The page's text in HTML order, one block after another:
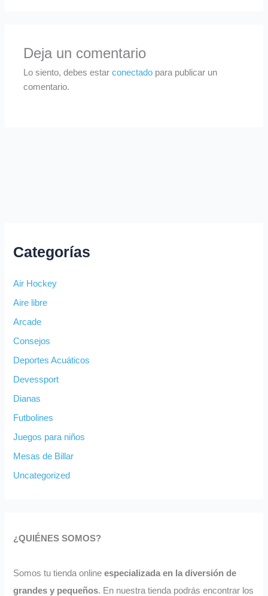
Deja un comentario
Lo siento, debes estarconectado para publicar un
comentario.
Categorías
Air Hockey
Aire libre
Arcade
Consejos
Deportes Acuáticos
Devessport
Dianas
Futbolines
Juegos para niños
Mesas de Billar
Uncategorized
¿QUIÉNES SOMOS?
Somos tu tienda onlineespecializada en la diversión de
grandes y pequeños. En nuestra tienda podrás encontrar los